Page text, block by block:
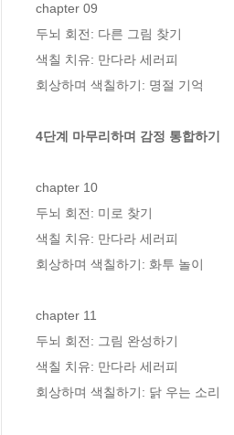
chapter 09
두뇌 회전: 다른 그림 찾기
색칠 치유: 만다라 세러피
회상하며 색칠하기: 명절 기억
4단계 마무리하며 감정 통합하기
chapter 10
두뇌 회전: 미로 찾기
색칠 치유: 만다라 세러피
회상하며 색칠하기: 화투 놀이
chapter 11
두뇌 회전: 그림 완성하기
색칠 치유: 만다라 세러피
회상하며 색칠하기: 닭 우는 소리